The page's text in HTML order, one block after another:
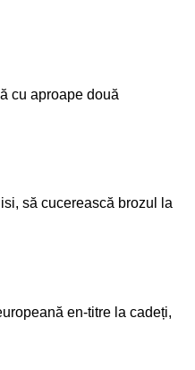
cu aproape două
să cucerească brozul la
en-titre la cadeți,